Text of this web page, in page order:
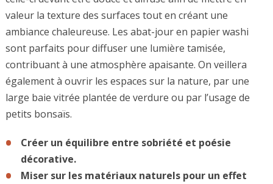
valeur la texture des surfaces tout en créant une
ambiance chaleureuse. Les abat-jour en papier washi
sont parfaits pour diffuser une lumière tamisée,
contribuant à une atmosphère apaisante. On veillera
également à ouvrir les espaces sur la nature, par une
large baie vitrée plantée de verdure ou par l’usage de
petits bonsaïs.
Créer un équilibre entre sobriété et poésie
décorative.
Miser sur les matériaux naturels pour un effet